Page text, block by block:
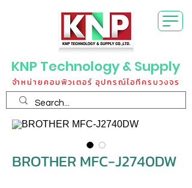
KNP Technology & Supply
จำหน่ายคอมพิวเตอร์ อุปกรณ์ไอทีครบวงจร
BROTHER MFC-J2740DW